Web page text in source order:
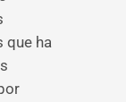
que ha